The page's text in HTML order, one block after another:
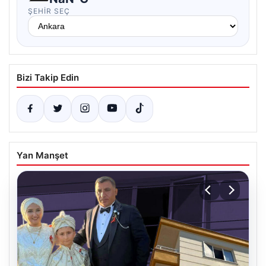
ŞEHIR SEÇ
Bizi Takip Edin
Yan Manşet